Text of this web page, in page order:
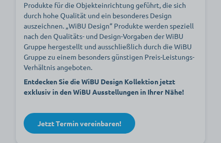
Produkte für die Objekteinrichtung geführt, die sich
durch hohe Qualität und ein besonderes Design
auszeichnen. „WiBU Design“ Produkte werden speziell
nach den Qualitäts- und Design-Vorgaben der WiBU
Gruppe hergestellt und ausschließlich durch die WiBU
Gruppe zu einem besonders günstigen Preis-Leistungs-
Verhältnis angeboten.
Entdecken Sie die WiBU Design Kollektion jetzt
exklusiv in den WiBU Ausstellungen in Ihrer Nähe!
Jetzt Termin vereinbaren!